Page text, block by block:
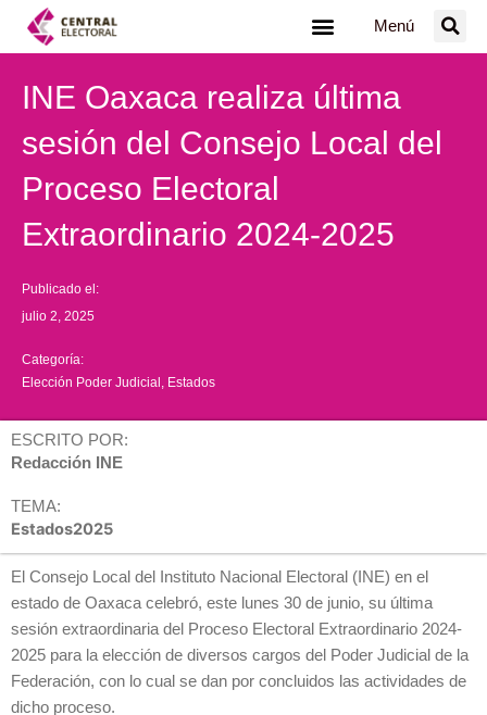
Menú
INE Oaxaca realiza última
sesión del Consejo Local del
Proceso Electoral
Extraordinario 2024-2025
Publicado el:
julio 2, 2025
Categoría:
Elección Poder Judicial Estados
ESCRITO POR:
Redacción INE
TEMA:
Estados2025
El Consejo Local del Instituto Nacional Electoral (INE) en el
estado de Oaxaca celebró, este lunes 30 de junio, su última
sesión extraordinaria del Proceso Electoral Extraordinario 2024-
2025 para la elección de diversos cargos del Poder Judicial de la
Federación, con lo cual se dan por concluidos las actividades de
dicho proceso.